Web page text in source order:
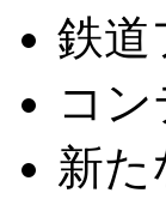
鉄道
コ
新た